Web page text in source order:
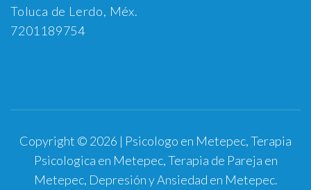
Toluca de Lerdo, Méx.
7201189754
Copyright © 2026 | Psicologo en Metepec, Terapia
Psicologica en Metepec, Terapia de Pareja en
Metepec, Depresión y Ansiedad en Metepec.